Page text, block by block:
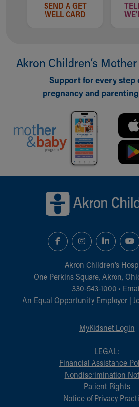
Gift Shop
Department of Public Safety
Inside Children's Blog
KidsHealth Topics
Family Library
Educational Resources
Medical Records
Symptom Checker
Skip to main content
SEND A GET
WELL CARD
Akron Children‘s
Support for every step
pregnancy and
Akron Children‘s
One Perkins Square, Akron,
330-543-1000 •
An Equal Opportunity Employer |
MyKidsnet Login
LEGAL:
Financial Assistance
Nondiscrimination
Patient Rights
Notice of Privacy